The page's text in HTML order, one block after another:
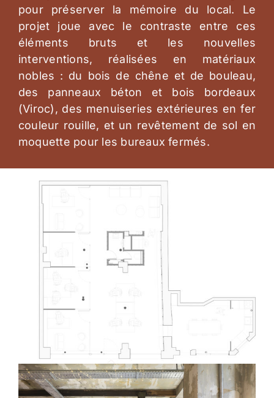
pour préserver la mémoire du local. Le
projet joue avec le contraste entre ces
éléments bruts et les nouvelles
interventions, réalisées en matériaux
nobles : du bois de chêne et de bouleau,
des panneaux béton et bois bordeaux
(Viroc), des menuiseries extérieures en fer
couleur rouille, et un revêtement de sol en
moquette pour les bureaux fermés.